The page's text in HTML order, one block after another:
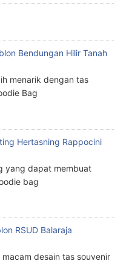
Bendungan Hilir Tanah
menarik dengan tas
Bag
Hertasning Rappocini
yang dapat membuat
bag
RSUD Balaraja
desain tas souvenir